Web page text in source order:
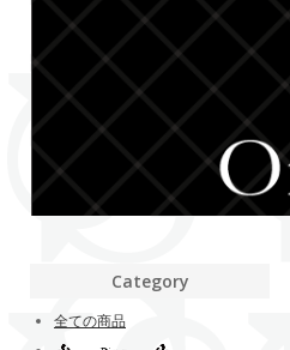
Category
全ての商品